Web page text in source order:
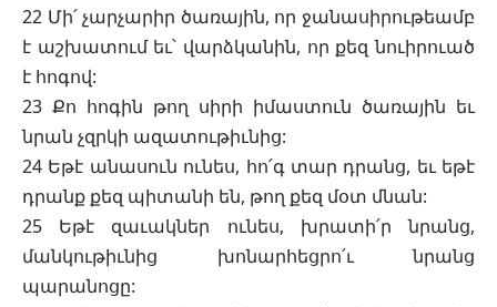
22 Մի՛ չարչարիր ծառային, որ ջանասիրութեամբ
է աշխատում եւ՝ վարձկանին, որ քեզ նուիրուած
է հոգով:
23 Քո հոգին թող սիրի իմաստուն ծառային եւ
նրան չզրկի ազատութիւնից:
24 Եթէ անասուն ունես, հո՛գ տար դրանց, եւ եթէ
դրանք քեզ պիտանի են, թող քեզ մօտ մնան:
25 Եթէ զաւակներ ունես, խրատի՛ր նրանց,
մանկութիւնից խոնարհեցրո՛ւ նրանց
պարանոցը: